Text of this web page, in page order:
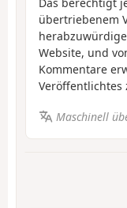
übertriebenem
Website, und
Kommentare
Veröffentlichtes
Maschinell